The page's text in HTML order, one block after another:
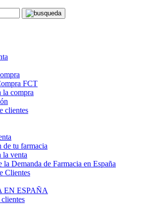
FCT
la compra
clientes
de tu farmacia
la venta
la Demanda de Farmacia en España
Clientes
ESPAÑA